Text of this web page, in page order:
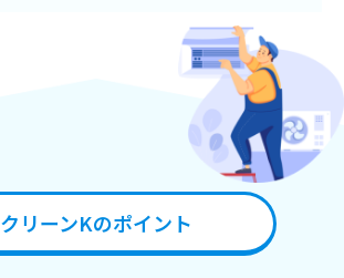
クリーンKのポイント